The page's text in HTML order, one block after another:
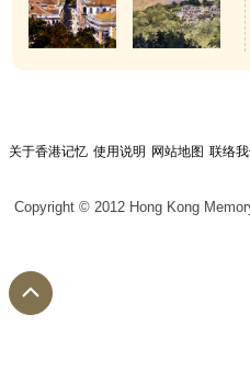
关于香港记忆 使用说明 网站地图 联络
Copyright © 2012 Hong Kong